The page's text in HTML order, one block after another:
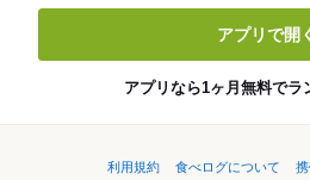
アプリで開
アプリなら1ヶ月無料でラ
利用規約 食べログについて